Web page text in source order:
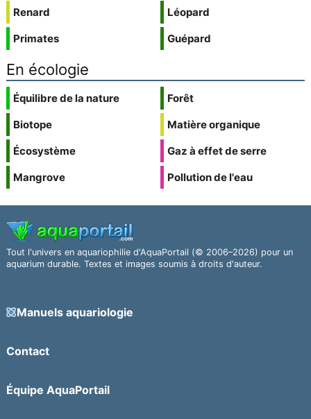
Renard
Primates
Léopard
Guépard
En écologie
Équilibre de la nature
Biotope
Écosystème
Mangrove
Forêt
Matière organique
Gaz à effet de serre
Pollution de l'eau
Tout l'univers en aquariophilie d'AquaPortail (© 2006–2026) pour un
aquarium durable. Textes et images soumis à droits d'auteur.
Manuels aquariologie
Contact
Équipe AquaPortail